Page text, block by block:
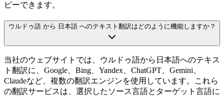
ピーできます。
ウルドゥ語 から 日本語 へのテキスト翻訳はどのように機能しますか？
当社のウェブサイトでは、ウルドゥ語から日本語へのテキス
ト翻訳に、Google、Bing、Yandex、ChatGPT、Gemini、
Claudeなど、複数の翻訳エンジンを使用しています。これら
の翻訳サービスは、選択したソース言語とターゲット言語に